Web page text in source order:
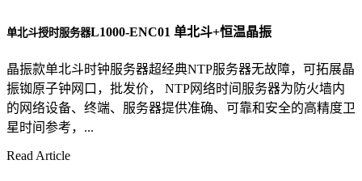
单北斗授时服务器L1000-ENC01 单北斗+恒温晶振
晶振款单北斗时钟服务器超经典NTP服务器无故障，可拓展晶
振铷原子钟网口，批发价， NTP网络时间服务器为防火墙内
的网络设备、终端、服务器提供准确、可靠和安全的高精度卫
星时间参考，...
Read Article